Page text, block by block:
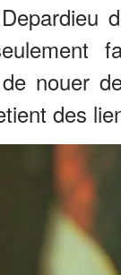
nouer
des